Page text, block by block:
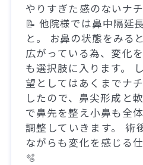
やりすぎた感のないナ
📝 他院様では鼻中隔延
と。 お鼻の状態をみる
広がっている為、変化
も選択肢に入ります。
望としてはあくまでナ
したので、鼻尖形成と
で鼻先を整え小鼻も全
調整していきます。 術
ながらも変化を感じる
🫧